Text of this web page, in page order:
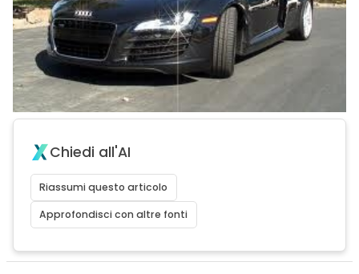
Chiedi all'AI
Riassumi questo articolo
Approfondisci con altre fonti